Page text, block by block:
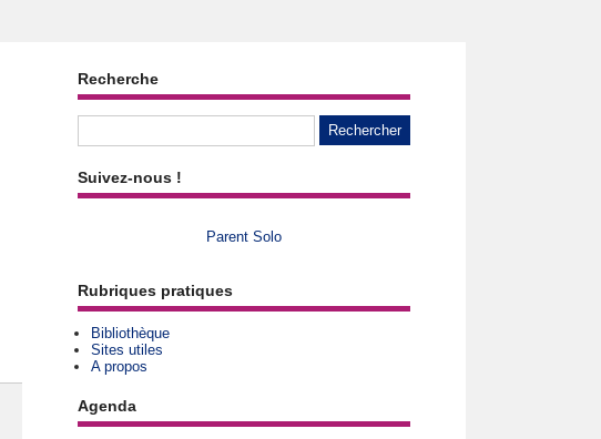
Recherche
Suivez-nous !
Parent Solo
Rubriques pratiques
Bibliothèque
Sites utiles
A propos
Agenda